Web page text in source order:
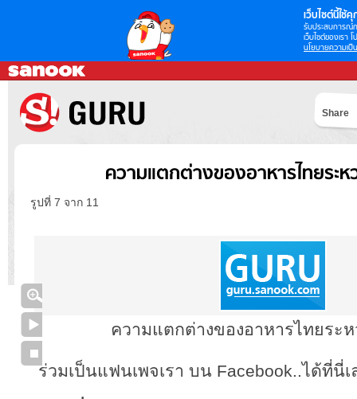
เว็บไซต์นี้ใช้คุ
รับประสบการณ์
เว็บไซต์ของเรา
นโยบายความเป็
Share
ความแตกต่างของอาหารไทยระ
รูปที่ 7 จาก 11
ความแตกต่างของอาหารไทยระ
ร่วมเป็นแฟนเพจเรา บน Facebook..ได้ที่นี่เ